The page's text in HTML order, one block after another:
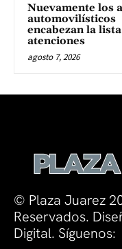
Nuevamente los
automovilísticos
encabezan la
atenciones
agosto 7, 2026
© Plaza Juarez
Reservados.
Digital. Síguenos: